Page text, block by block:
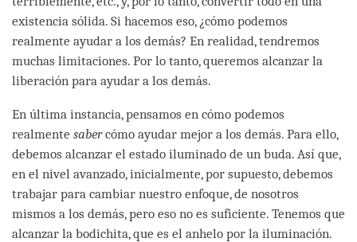
existencia sólida. Si hacemos eso, ¿cómo podemos
realmente ayudar a los demás? En realidad, tendremos
muchas limitaciones. Por lo tanto, queremos alcanzar la
liberación para ayudar a los demás.
En última instancia, pensamos en cómo podemos
realmente sabercómo ayudar mejor a los demás. Para ello,
debemos alcanzar el estado iluminado de un buda. Así que,
en el nivel avanzado, inicialmente, por supuesto, debemos
trabajar para cambiar nuestro enfoque, de nosotros
mismos a los demás, pero eso no es suficiente. Tenemos que
alcanzar la bodichita, que es el anhelo por la iluminación.